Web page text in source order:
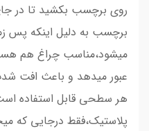
روی برچسب بکشید تا در
برچسب به دلیل اینکه پس
میشود،مناسب چراغ هم
عبور میدهد و باعث افت
هر سطحی قابل استفاده
پلاستیک،فقط درجایی که